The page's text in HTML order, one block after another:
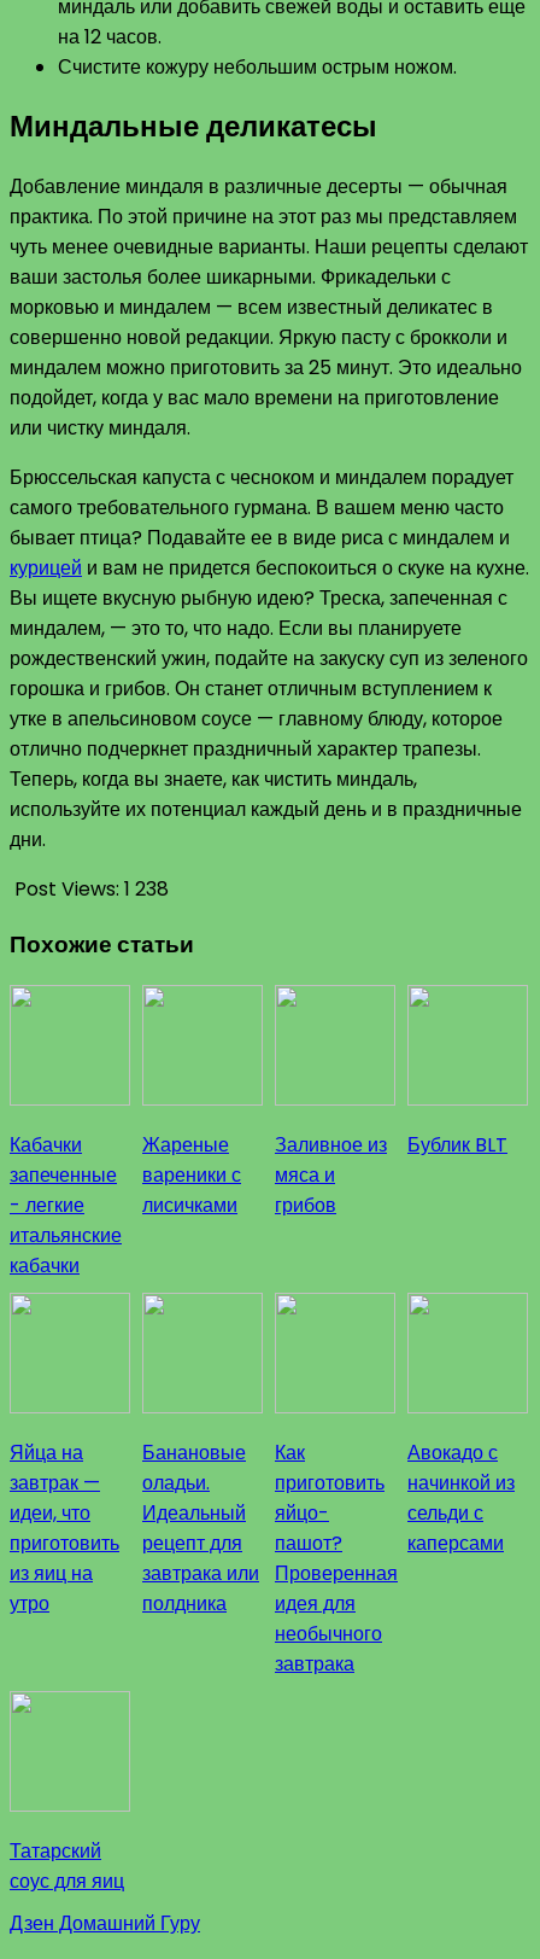
миндаль или добавить свежей воды и оставить еще
на 12 часов.
Счистите кожуру небольшим острым ножом.
Миндальные деликатесы
Добавление миндаля в различные десерты — обычная
практика. По этой причине на этот раз мы представляем
чуть менее очевидные варианты. Наши рецепты сделают
ваши застолья более шикарными. Фрикадельки с
морковью и миндалем — всем известный деликатес в
совершенно новой редакции. Яркую пасту с брокколи и
миндалем можно приготовить за 25 минут. Это идеально
подойдет, когда у вас мало времени на приготовление
или чистку миндаля.
Брюссельская капуста с чесноком и миндалем порадует
самого требовательного гурмана. В вашем меню часто
бывает птица? Подавайте ее в виде риса с миндалем и
курицей и вам не придется беспокоиться о скуке на кухне.
Вы ищете вкусную рыбную идею? Треска, запеченная с
миндалем, — это то, что надо. Если вы планируете
рождественский ужин, подайте на закуску суп из зеленого
горошка и грибов. Он станет отличным вступлением к
утке в апельсиновом соусе — главному блюду, которое
отлично подчеркнет праздничный характер трапезы.
Теперь, когда вы знаете, как чистить миндаль,
используйте их потенциал каждый день и в праздничные
дни.
Post Views: 1 238
Похожие статьи
Кабачки
запеченные
- легкие
итальянские
кабачки
Жареные
вареники с
лисичками
Заливное из
мяса и
грибов
Бублик BLT
Яйца на
завтрак —
идеи, что
приготовить
из яиц на
утро
Банановые
оладьи.
Идеальный
рецепт для
завтрака или
полдника
Как
приготовить
яйцо-
пашот?
Проверенная
идея для
необычного
завтрака
Авокадо с
начинкой из
сельди с
каперсами
Татарский
соус для яиц
Дзен Домашний Гуру